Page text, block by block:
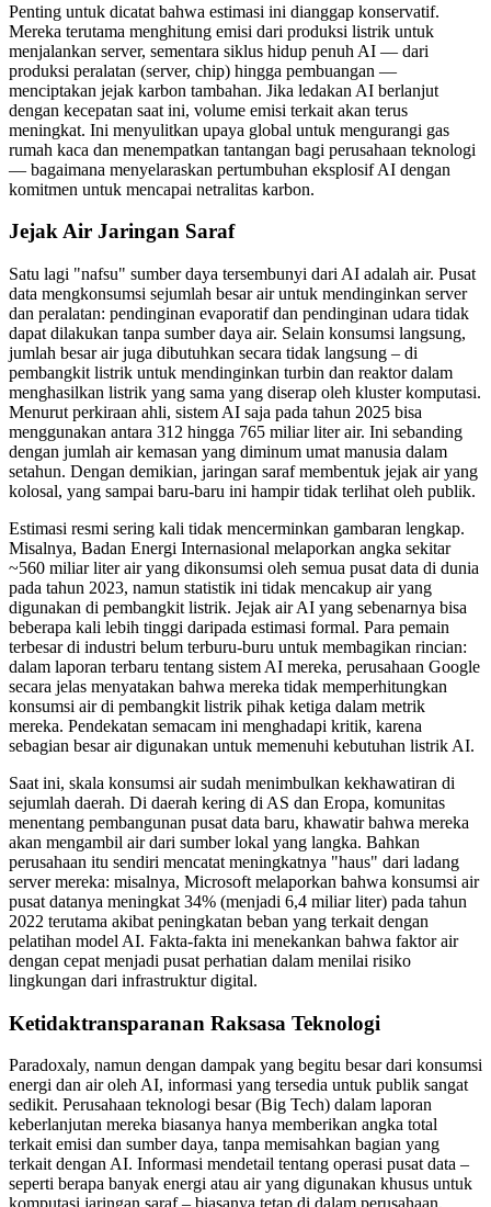
Penting untuk dicatat bahwa estimasi ini dianggap konservatif.
Mereka terutama menghitung emisi dari produksi listrik untuk
menjalankan server, sementara siklus hidup penuh AI — dari
produksi peralatan (server, chip) hingga pembuangan —
menciptakan jejak karbon tambahan. Jika ledakan AI berlanjut
dengan kecepatan saat ini, volume emisi terkait akan terus
meningkat. Ini menyulitkan upaya global untuk mengurangi gas
rumah kaca dan menempatkan tantangan bagi perusahaan teknologi
— bagaimana menyelaraskan pertumbuhan eksplosif AI dengan
komitmen untuk mencapai netralitas karbon.
Jejak Air Jaringan Saraf
Satu lagi "nafsu" sumber daya tersembunyi dari AI adalah air. Pusat
data mengkonsumsi sejumlah besar air untuk mendinginkan server
dan peralatan: pendinginan evaporatif dan pendinginan udara tidak
dapat dilakukan tanpa sumber daya air. Selain konsumsi langsung,
jumlah besar air juga dibutuhkan secara tidak langsung – di
pembangkit listrik untuk mendinginkan turbin dan reaktor dalam
menghasilkan listrik yang sama yang diserap oleh kluster komputasi.
Menurut perkiraan ahli, sistem AI saja pada tahun 2025 bisa
menggunakan antara 312 hingga 765 miliar liter air. Ini sebanding
dengan jumlah air kemasan yang diminum umat manusia dalam
setahun. Dengan demikian, jaringan saraf membentuk jejak air yang
kolosal, yang sampai baru-baru ini hampir tidak terlihat oleh publik.
Estimasi resmi sering kali tidak mencerminkan gambaran lengkap.
Misalnya, Badan Energi Internasional melaporkan angka sekitar
~560 miliar liter air yang dikonsumsi oleh semua pusat data di dunia
pada tahun 2023, namun statistik ini tidak mencakup air yang
digunakan di pembangkit listrik. Jejak air AI yang sebenarnya bisa
beberapa kali lebih tinggi daripada estimasi formal. Para pemain
terbesar di industri belum terburu-buru untuk membagikan rincian:
dalam laporan terbaru tentang sistem AI mereka, perusahaan Google
secara jelas menyatakan bahwa mereka tidak memperhitungkan
konsumsi air di pembangkit listrik pihak ketiga dalam metrik
mereka. Pendekatan semacam ini menghadapi kritik, karena
sebagian besar air digunakan untuk memenuhi kebutuhan listrik AI.
Saat ini, skala konsumsi air sudah menimbulkan kekhawatiran di
sejumlah daerah. Di daerah kering di AS dan Eropa, komunitas
menentang pembangunan pusat data baru, khawatir bahwa mereka
akan mengambil air dari sumber lokal yang langka. Bahkan
perusahaan itu sendiri mencatat meningkatnya "haus" dari ladang
server mereka: misalnya, Microsoft melaporkan bahwa konsumsi air
pusat datanya meningkat 34% (menjadi 6,4 miliar liter) pada tahun
2022 terutama akibat peningkatan beban yang terkait dengan
pelatihan model AI. Fakta-fakta ini menekankan bahwa faktor air
dengan cepat menjadi pusat perhatian dalam menilai risiko
lingkungan dari infrastruktur digital.
Ketidaktransparanan Raksasa Teknologi
Paradoxaly, namun dengan dampak yang begitu besar dari konsumsi
energi dan air oleh AI, informasi yang tersedia untuk publik sangat
sedikit. Perusahaan teknologi besar (Big Tech) dalam laporan
keberlanjutan mereka biasanya hanya memberikan angka total
terkait emisi dan sumber daya, tanpa memisahkan bagian yang
terkait dengan AI. Informasi mendetail tentang operasi pusat data –
seperti berapa banyak energi atau air yang digunakan khusus untuk